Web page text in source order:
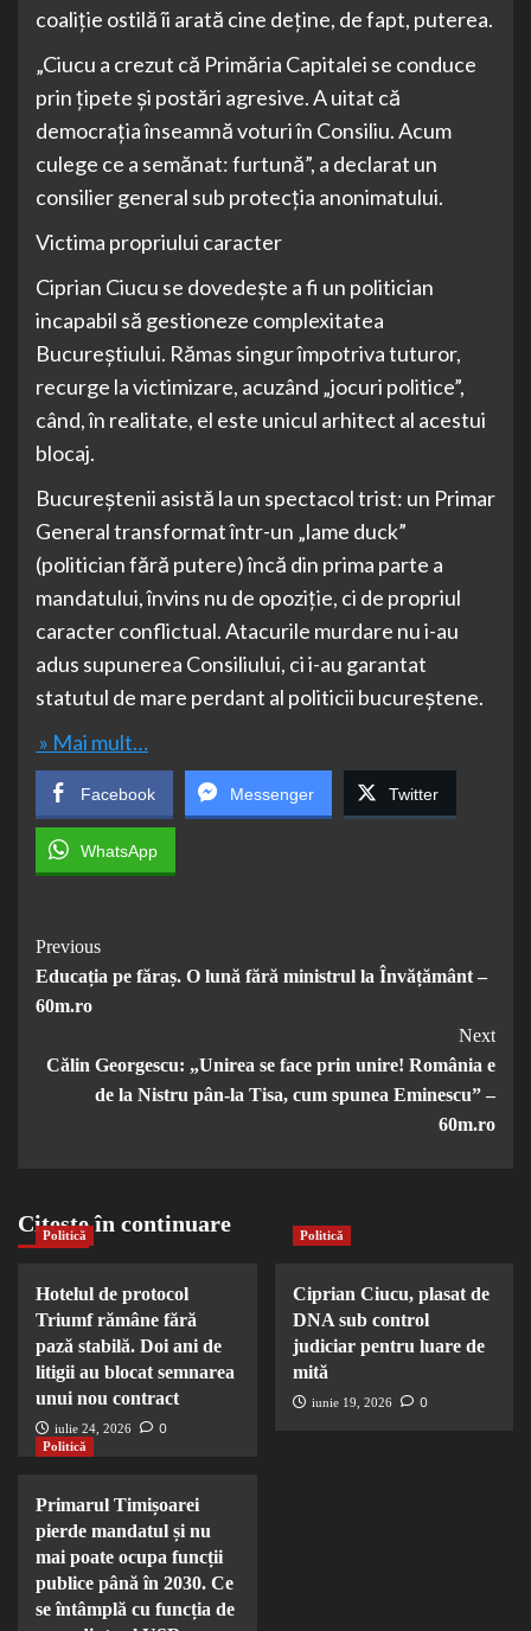
coaliție ostilă îi arată cine deține, de fapt, puterea.
„Ciucu a crezut că Primăria Capitalei se conduce
prin țipete și postări agresive. A uitat că
democrația înseamnă voturi în Consiliu. Acum
culege ce a semănat: furtună”, a declarat un
consilier general sub protecția anonimatului.
Victima propriului caracter
Ciprian Ciucu se dovedește a fi un politician
incapabil să gestioneze complexitatea
Bucureștiului. Rămas singur împotriva tuturor,
recurge la victimizare, acuzând „jocuri politice”,
când, în realitate, el este unicul arhitect al acestui
blocaj.
Bucureștenii asistă la un spectacol trist: un Primar
General transformat într-un „lame duck”
(politician fără putere) încă din prima parte a
mandatului, învins nu de opoziție, ci de propriul
caracter conflictual. Atacurile murdare nu i-au
adus supunerea Consiliului, ci i-au garantat
statutul de mare perdant al politicii bucureștene.
» Mai mult…
Facebook Messenger Twitter
WhatsApp
Post
Navigation
Previous
Educația pe făraș. O lună fără ministrul la Învățământ –
60m.ro
Next
Călin Georgescu: „Unirea se face prin unire! România e
de la Nistru pân-la Tisa, cum spunea Eminescu” –
60m.ro
Citește în continuare
Politică
Hotelul de protocol
Triumf rămâne fără
pază stabilă. Doi ani de
litigii au blocat semnarea
unui nou contract
iulie 24, 2026 0
Politică
Ciprian Ciucu, plasat de
DNA sub control
judiciar pentru luare de
mită
iunie 19, 2026 0
Politică
Primarul Timișoarei
pierde mandatul și nu
mai poate ocupa funcții
publice până în 2030. Ce
se întâmplă cu funcția de